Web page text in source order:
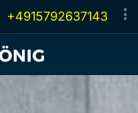
+4915792637143